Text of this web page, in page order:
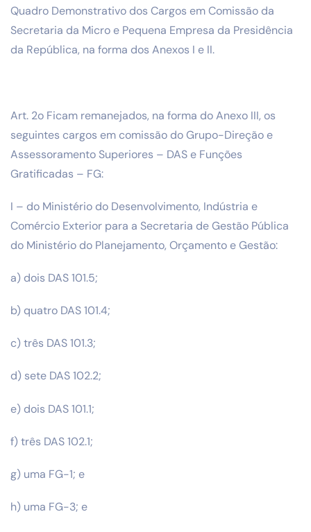
Quadro Demonstrativo dos Cargos em Comissão da
Secretaria da Micro e Pequena Empresa da Presidência
da República, na forma dos Anexos I e II.
Art. 2o Ficam remanejados, na forma do Anexo III, os
seguintes cargos em comissão do Grupo-Direção e
Assessoramento Superiores – DAS e Funções
Gratificadas – FG:
I – do Ministério do Desenvolvimento, Indústria e
Comércio Exterior para a Secretaria de Gestão Pública
do Ministério do Planejamento, Orçamento e Gestão:
a) dois DAS 101.5;
b) quatro DAS 101.4;
c) três DAS 101.3;
d) sete DAS 102.2;
e) dois DAS 101.1;
f) três DAS 102.1;
g) uma FG-1; e
h) uma FG-3; e